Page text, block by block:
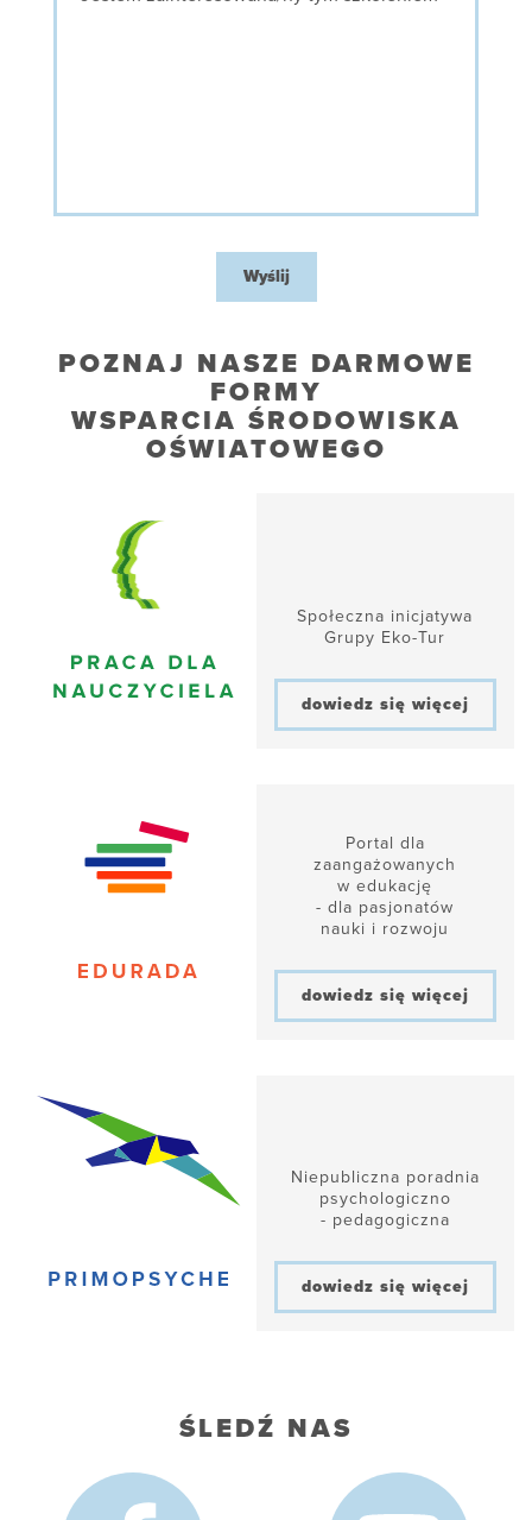
Wyślij
POZNAJ NASZE DARMOWE
FORMY
WSPARCIA ŚRODOWISKA
OŚWIATOWEGO
Społeczna inicjatywa
Grupy Eko-Tur
dowiedz się więcej
Portal dla
zaangażowanych
w edukację
- dla pasjonatów
nauki i rozwoju
dowiedz się więcej
Niepubliczna poradnia
psychologiczno
- pedagogiczna
dowiedz się więcej
ŚLEDŹ NAS